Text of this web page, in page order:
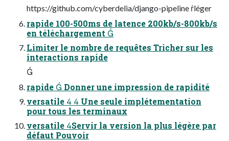
https://github.com/cyberdelia/django-pipeline léger
rapide 100-500ms de latence 200kb/s-800kb/s
en téléchargement 
Limiter le nombre de requêtes Tricher sur les
interactions rapide

rapide  Donner une impression de rapidité
versatile   Une seule implétementation
pour tous les terminaux
versatile Servir la version la plus légère par
défaut Pouvoir